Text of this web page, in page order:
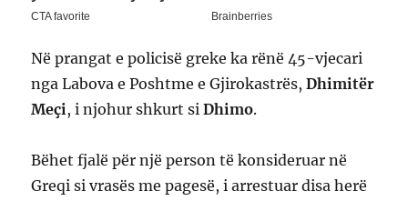
Në prangat e policisë greke ka rënë 45-vjecari
nga Labova e Poshtme e Gjirokastrës,Dhimitër
Meçi, i njohur shkurt siDhimo.
Bëhet fjalë për një person të konsideruar në
Greqi si vrasës me pagesë, i arrestuar disa herë